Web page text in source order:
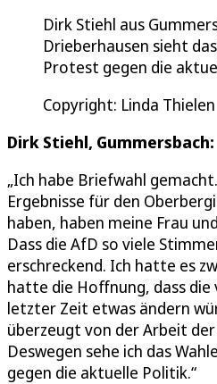
Dirk Stiehl aus
Drieberhausen sieht
Protest gegen die
Copyright: Linda Thielen
Dirk Stiehl, Gummersbach:
„Ich habe Briefwahl
Ergebnisse für den
haben, haben meine Frau
Dass die AfD so viele
erschreckend. Ich hatte es
hatte die Hoffnung, dass
letzter Zeit etwas ändern
überzeugt von der Arbeit
Deswegen sehe ich das
gegen die aktuelle Politik.“